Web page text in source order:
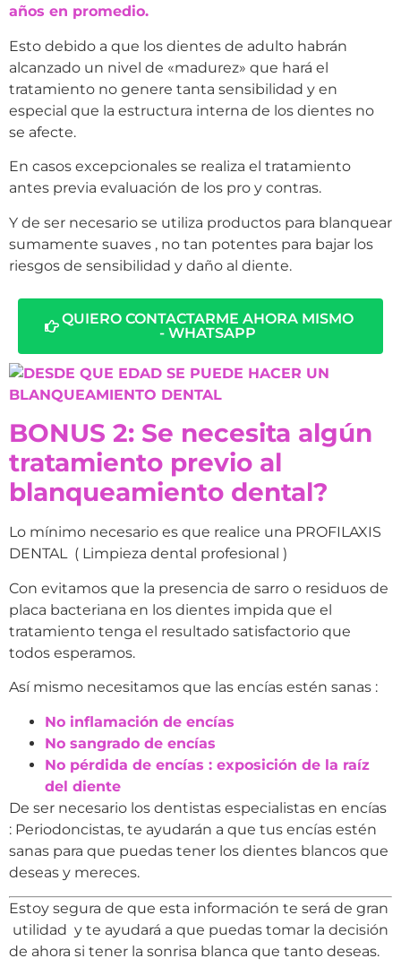
años en promedio.
Esto debido a que los dientes de adulto habrán
alcanzado un nivel de «madurez» que hará el
tratamiento no genere tanta sensibilidad y en
especial que la estructura interna de los dientes no
se afecte.
En casos excepcionales se realiza el tratamiento
antes previa evaluación de los pro y contras.
Y de ser necesario se utiliza productos para blanquear
sumamente suaves , no tan potentes para bajar los
riesgos de sensibilidad y daño al diente.
QUIERO CONTACTARME AHORA MISMO
- WHATSAPP
BONUS 2: Se necesita algún
tratamiento previo al
blanqueamiento dental?
Lo mínimo necesario es que realice una PROFILAXIS
DENTAL ( Limpieza dental profesional )
Con evitamos que la presencia de sarro o residuos de
placa bacteriana en los dientes impida que el
tratamiento tenga el resultado satisfactorio que
todos esperamos.
Así mismo necesitamos que las encías estén sanas :
No inflamación de encías
No sangrado de encías
No pérdida de encías : exposición de la raíz
del diente
De ser necesario los dentistas especialistas en encías
: Periodoncistas, te ayudarán a que tus encías estén
sanas para que puedas tener los dientes blancos que
deseas y mereces.
Estoy segura de que esta información te será de gran
utilidad y te ayudará a que puedas tomar la decisión
de ahora si tener la sonrisa blanca que tanto deseas.